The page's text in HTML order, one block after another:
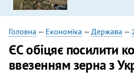
Головна — Економіка — Держава —
ЄС обіцяє посилити
ввезенням зерна з